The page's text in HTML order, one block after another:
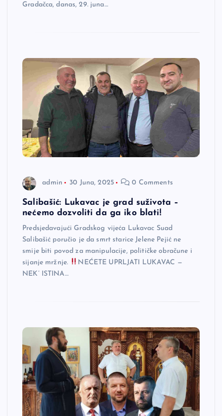
Gradačca, danas, 29. juna…
admin 30 Juna, 2025 0 Comments
Salibašić: Lukavac je grad suživota –
nećemo dozvoliti da ga iko blati!
Predsjedavajući Gradskog vijeća Lukavac Suad
Salibašić poručio je da smrt starice Jelene Pejić ne
smije biti povod za manipulacije, političke obračune i
sijanje mržnje.
NEĆETE UPRLJATI LUKAVAC —
NEK’ ISTINA…